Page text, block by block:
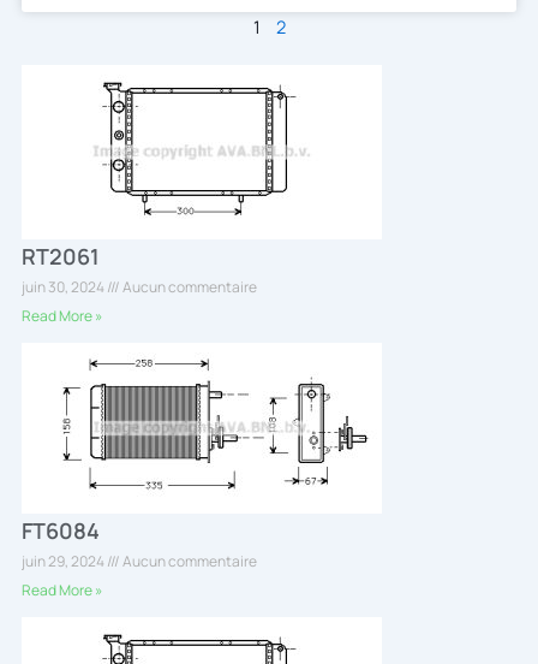
1 2
RT2061
juin 30, 2024
Aucun commentaire
Read More »
FT6084
juin 29, 2024
Aucun commentaire
Read More »